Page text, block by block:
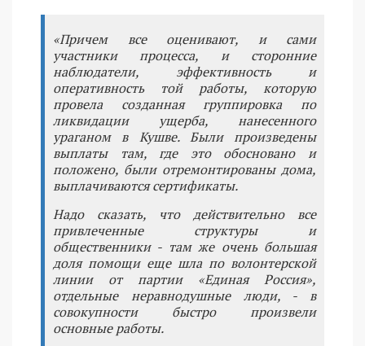
«Причем все оценивают, и сами
участники процесса, и сторонние
наблюдатели, эффективность и
оперативность той работы, которую
провела созданная группировка по
ликвидации ущерба, нанесенного
ураганом в Кушве. Были произведены
выплаты там, где это обосновано и
положено, были отремонтированы дома,
выплачиваются сертификаты.
Надо сказать, что действительно все
привлеченные структуры и
общественники - там же очень большая
доля помощи еще шла по волонтерской
линии от партии «Единая Россия»,
отдельные неравнодушные люди, - в
совокупности быстро произвели
основные работы.